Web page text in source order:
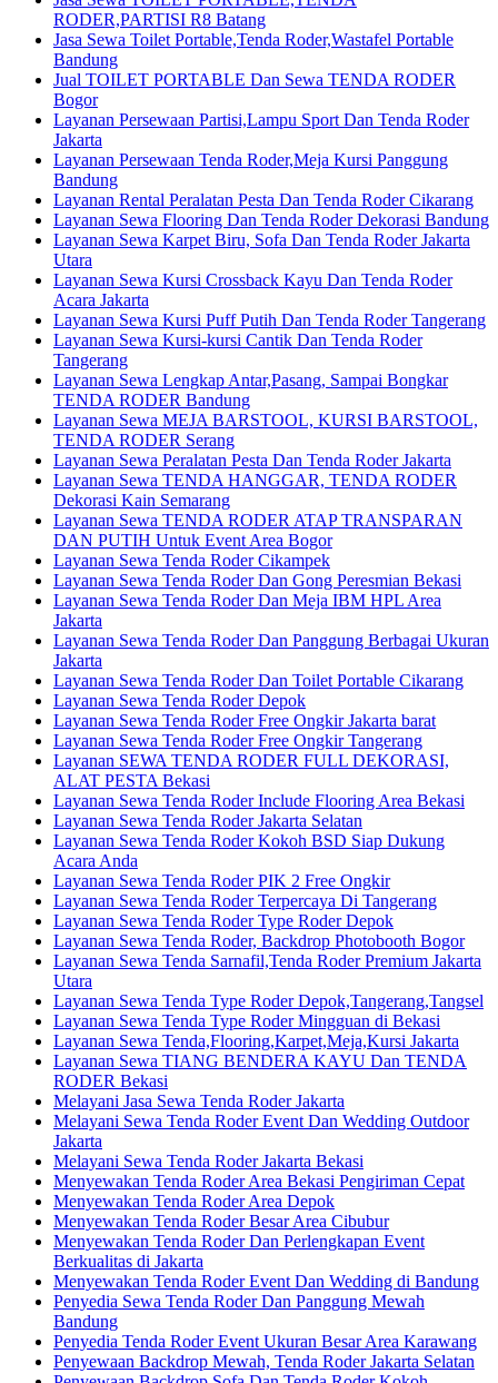
RODER,PARTISI R8 Batang
Jasa Sewa Toilet Portable,Tenda Roder,Wastafel Portable
Bandung
Jual TOILET PORTABLE Dan Sewa TENDA RODER
Bogor
Layanan Persewaan Partisi,Lampu Sport Dan Tenda Roder
Jakarta
Layanan Persewaan Tenda Roder,Meja Kursi Panggung
Bandung
Layanan Rental Peralatan Pesta Dan Tenda Roder Cikarang
Layanan Sewa Flooring Dan Tenda Roder Dekorasi Bandung
Layanan Sewa Karpet Biru, Sofa Dan Tenda Roder Jakarta
Utara
Layanan Sewa Kursi Crossback Kayu Dan Tenda Roder
Acara Jakarta
Layanan Sewa Kursi Puff Putih Dan Tenda Roder Tangerang
Layanan Sewa Kursi-kursi Cantik Dan Tenda Roder
Tangerang
Layanan Sewa Lengkap Antar,Pasang, Sampai Bongkar
TENDA RODER Bandung
Layanan Sewa MEJA BARSTOOL, KURSI BARSTOOL,
TENDA RODER Serang
Layanan Sewa Peralatan Pesta Dan Tenda Roder Jakarta
Layanan Sewa TENDA HANGGAR, TENDA RODER
Dekorasi Kain Semarang
Layanan Sewa TENDA RODER ATAP TRANSPARAN
DAN PUTIH Untuk Event Area Bogor
Layanan Sewa Tenda Roder Cikampek
Layanan Sewa Tenda Roder Dan Gong Peresmian Bekasi
Layanan Sewa Tenda Roder Dan Meja IBM HPL Area
Jakarta
Layanan Sewa Tenda Roder Dan Panggung Berbagai Ukuran
Jakarta
Layanan Sewa Tenda Roder Dan Toilet Portable Cikarang
Layanan Sewa Tenda Roder Depok
Layanan Sewa Tenda Roder Free Ongkir Jakarta barat
Layanan Sewa Tenda Roder Free Ongkir Tangerang
Layanan SEWA TENDA RODER FULL DEKORASI,
ALAT PESTA Bekasi
Layanan Sewa Tenda Roder Include Flooring Area Bekasi
Layanan Sewa Tenda Roder Jakarta Selatan
Layanan Sewa Tenda Roder Kokoh BSD Siap Dukung
Acara Anda
Layanan Sewa Tenda Roder PIK 2 Free Ongkir
Layanan Sewa Tenda Roder Terpercaya Di Tangerang
Layanan Sewa Tenda Roder Type Roder Depok
Layanan Sewa Tenda Roder, Backdrop Photobooth Bogor
Layanan Sewa Tenda Sarnafil,Tenda Roder Premium Jakarta
Utara
Layanan Sewa Tenda Type Roder Depok,Tangerang,Tangsel
Layanan Sewa Tenda Type Roder Mingguan di Bekasi
Layanan Sewa Tenda,Flooring,Karpet,Meja,Kursi Jakarta
Layanan Sewa TIANG BENDERA KAYU Dan TENDA
RODER Bekasi
Melayani Jasa Sewa Tenda Roder Jakarta
Melayani Sewa Tenda Roder Event Dan Wedding Outdoor
Jakarta
Melayani Sewa Tenda Roder Jakarta Bekasi
Menyewakan Tenda Roder Area Bekasi Pengiriman Cepat
Menyewakan Tenda Roder Area Depok
Menyewakan Tenda Roder Besar Area Cibubur
Menyewakan Tenda Roder Dan Perlengkapan Event
Berkualitas di Jakarta
Menyewakan Tenda Roder Event Dan Wedding di Bandung
Penyedia Sewa Tenda Roder Dan Panggung Mewah
Bandung
Penyedia Tenda Roder Event Ukuran Besar Area Karawang
Penyewaan Backdrop Mewah, Tenda Roder Jakarta Selatan